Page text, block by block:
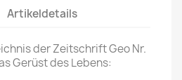
Artikeldetails
der Zeitschrift Geo Nr.
Gerüst des Lebens: